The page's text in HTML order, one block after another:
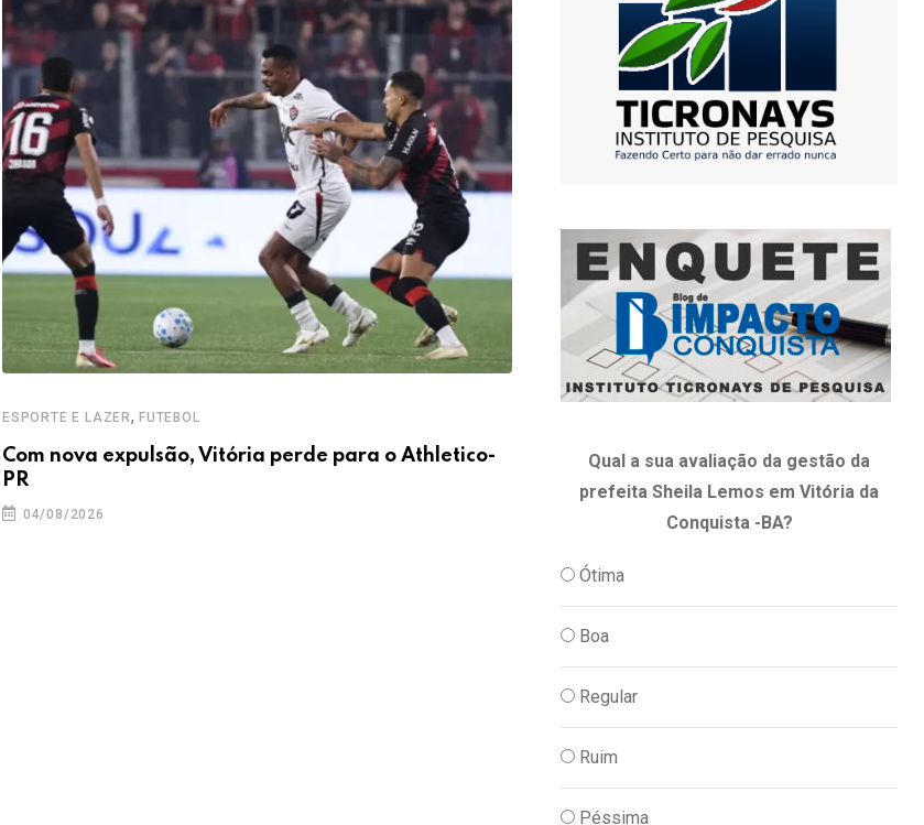
ESPORTE E LAZER, FUTEBOL
Com nova expulsão, Vitória perde para o Athletico-
PR
04/08/2026
Com falha de Lucas Arcanjo, Vitória
27/07/2026
Qual a sua avaliação da gestão da
prefeita Sheila Lemos em Vitória da
Conquista -BA?
Ótima
Boa
Regular
Ruim
Péssima